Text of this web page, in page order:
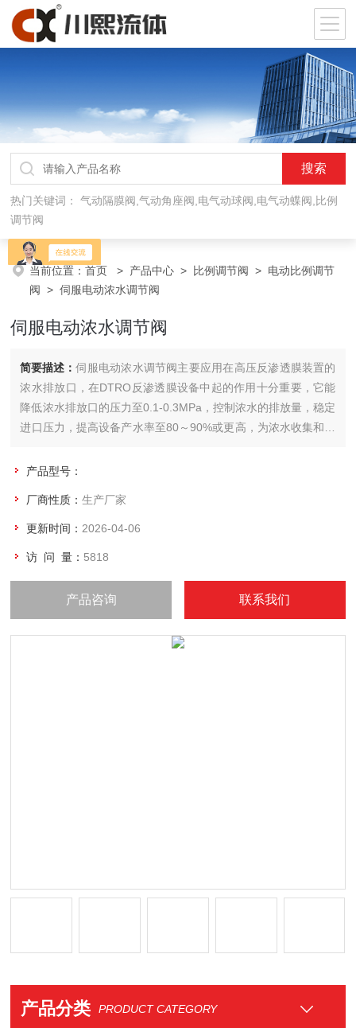
热门关键词：气动隔膜阀,气动角座阀,电气动球阀,电气动蝶阀,比例
调节阀
当前位置：首页 > 产品中心 > 比例调节阀 > 电动比例调节
阀 > 伺服电动浓水调节阀
伺服电动浓水调节阀
简要描述：伺服电动浓水调节阀主要应用在高压反渗透膜装置的
浓水排放口，在DTRO反渗透膜设备中起的作用十分重要，它能
降低浓水排放口的压力至0.1-0.3MPa，控制浓水的排放量，稳定
进口压力，提高设备产水率至80～90%或更高，为浓水收集和再
产品型号：
厂商性质：生产厂家
更新时间： 2026-04-06
访 问 量： 5818
产品咨询 联系我们
产品分类 PRODUCT CATEGORY